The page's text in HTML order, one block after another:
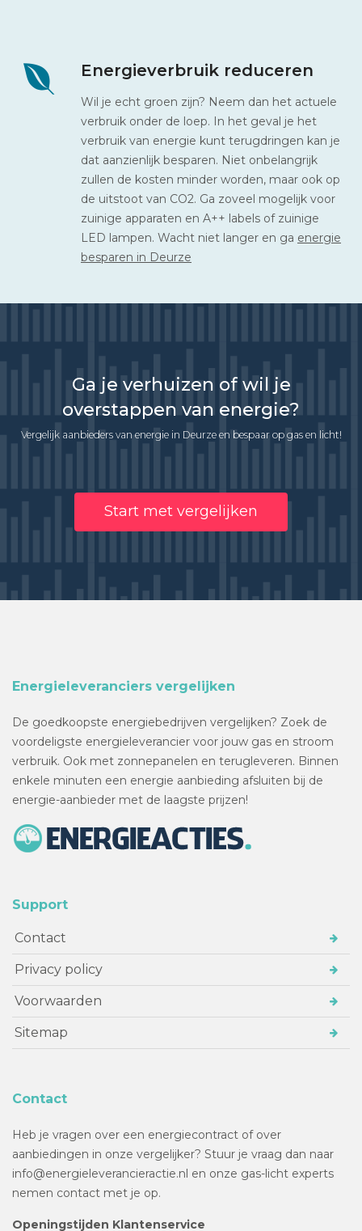
Energieverbruik reduceren
Wil je echt groen zijn? Neem dan het actuele
verbruik onder de loep. In het geval je het
verbruik van energie kunt terugdringen kan je
dat aanzienlijk besparen. Niet onbelangrijk
zullen de kosten minder worden, maar ook op
de uitstoot van CO2. Ga zoveel mogelijk voor
zuinige apparaten en A++ labels of zuinige
LED lampen. Wacht niet langer en ga energie
besparen in Deurze
Ga je verhuizen of wil je
overstappen van energie?
Vergelijk aanbieders van energie in Deurze en bespaar op gas en licht!
Start met vergelijken
Energieleveranciers vergelijken
De goedkoopste energiebedrijven vergelijken? Zoek de
voordeligste energieleverancier voor jouw gas en stroom
verbruik. Ook met zonnepanelen en terugleveren. Binnen
enkele minuten een energie aanbieding afsluiten bij de
energie-aanbieder met de laagste prijzen!
Support
Contact
Privacy policy
Voorwaarden
Sitemap
Contact
Heb je vragen over een energiecontract of over
aanbiedingen in onze vergelijker? Stuur je vraag dan naar
info@energieleverancieractie.nl en onze gas-licht experts
nemen contact met je op.
Openingstijden Klantenservice